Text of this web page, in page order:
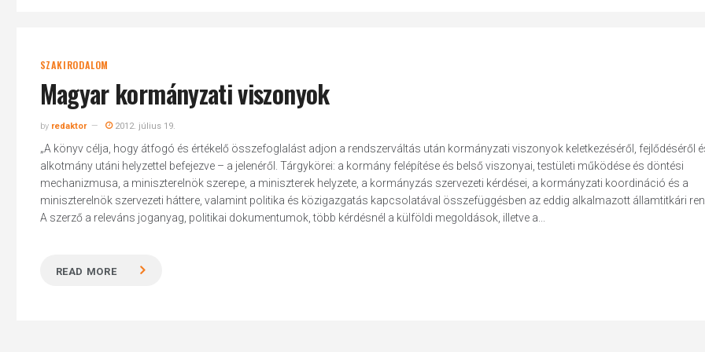
SZAKIRODALOM
Magyar kormányzati viszonyok
by redaktor 2012. július 19.
„A könyv célja, hogy átfogó és értékelő összefoglalást adjon a rendszerváltás után kormányzati viszonyok keletkezéséről, fejlődéséről
alkotmány utáni helyzettel befejezve – a jelenéről. Tárgykörei: a kormány felépítése és belső viszonyai, testületi működése és döntési
mechanizmusa, a miniszterelnök szerepe, a miniszterek helyzete, a kormányzás szervezeti kérdései, a kormányzati koordináció és a
miniszterelnök szervezeti háttere, valamint politika és közigazgatás kapcsolatával összefüggésben az eddig alkalmazott államtitkári
A szerző a releváns joganyag, politikai dokumentumok, több kérdésnél a külföldi megoldások, illetve a...
READ MORE